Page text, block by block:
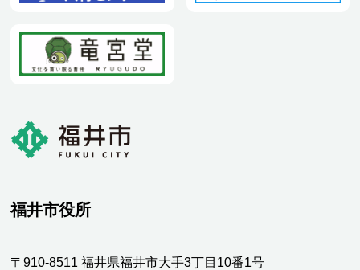
福井市役所
〒910-8511 福井県福井市大手3丁目10番1号